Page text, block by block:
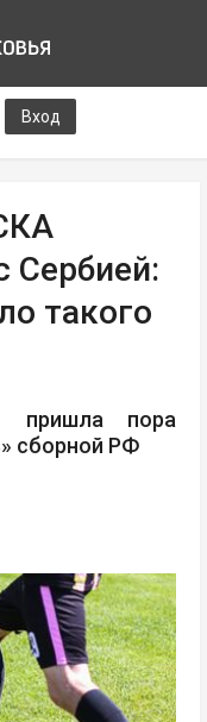
Вход
Сербией:
такого
пришла пора
сборной РФ